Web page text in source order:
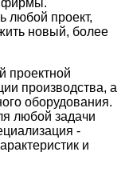
фирмы.
любой проект,
новый, более
проектной
производства, а
оборудования.
любой задачи
-
и